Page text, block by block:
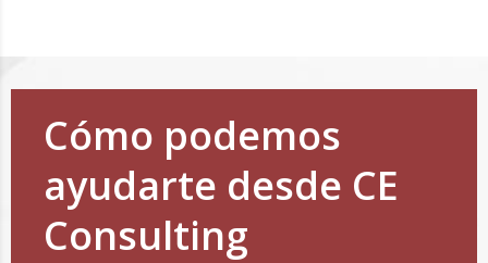
Cómo podemos
ayudarte desde CE
Consulting